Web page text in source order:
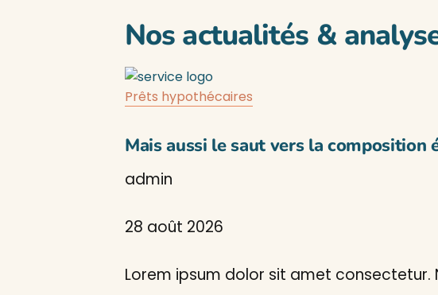
Nos actualités &
Prêts hypothécaires
Mais aussi le saut vers la composition
admin
28 août 2026
Lorem ipsum dolor sit amet